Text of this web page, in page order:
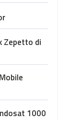
Zepetto di
1000